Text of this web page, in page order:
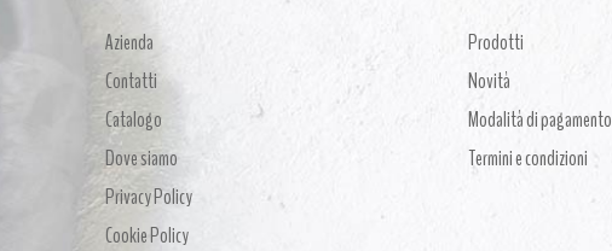
Azienda
Contatti
Catalogo
Dove siamo
Privacy Policy
Cookie Policy
Prodotti
Novità
Modalità di pagamento
Termini e condizioni